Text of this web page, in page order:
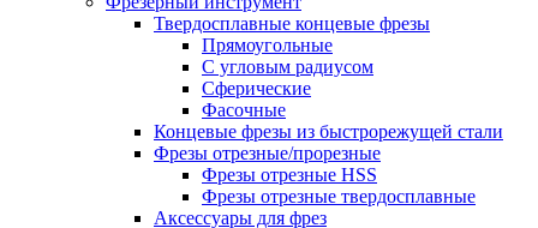
Твердосплавные концевые фрезы
Прямоугольные
С угловым радиусом
Сферические
Фасочные
Концевые фрезы из быстрорежущей стали
Фрезы отрезные/прорезные
Фрезы отрезные HSS
Фрезы отрезные твердосплавные
Аксессуары для фрез